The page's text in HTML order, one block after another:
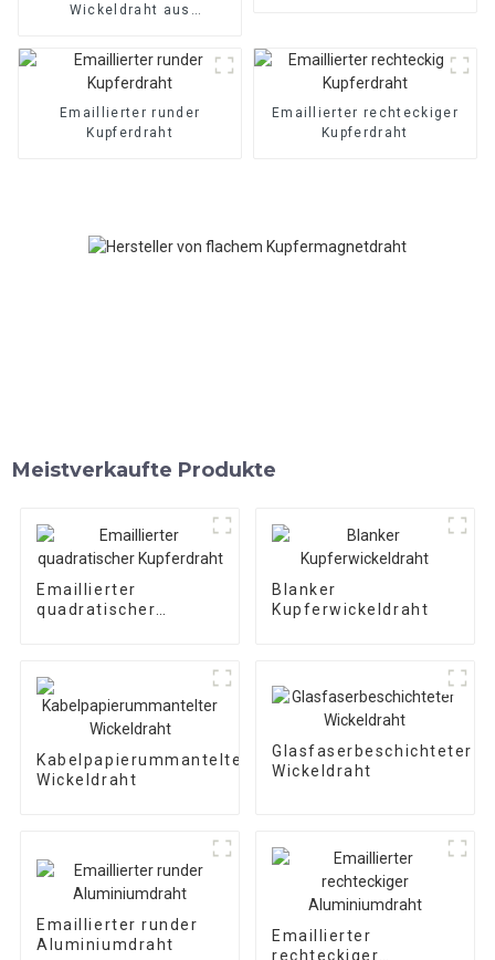
Wickeldraht aus
Emaillierter runder
Kupferdraht
Emaillierter rechteckiger
Kupferdraht
Meistverkaufte Produkte
Emaillierter
quadratischer
Blanker
Kupferwickeldraht
Kabelpapierummantelter
Wickeldraht
Glasfaserbeschichteter
Wickeldraht
Emaillierter runder
Aluminiumdraht
Emaillierter
rechteckiger